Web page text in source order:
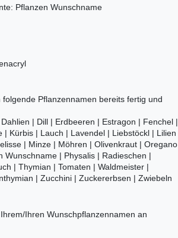
Pflanzen Wunschname
Pflanzennamen bereits fertig und
| Dill | Erdbeeren | Estragon | Fenchel |
Kürbis | Lauch | Lavendel | Liebstöckl | Lilien
| Minze | Möhren | Olivenkraut | Oregano
| Physalis | Radieschen |
| Thymian | Tomaten | Waldmeister |
| Zucchini | Zuckererbsen | Zwiebeln
Ihren Wunschpflanzennamen an